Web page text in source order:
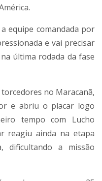
.
equipe comandada por
e vai precisar
última rodada da fase
no Maracanã,
e abriu o placar logo
tempo com Lucho
reagiu ainda na etapa
dificultando a missão